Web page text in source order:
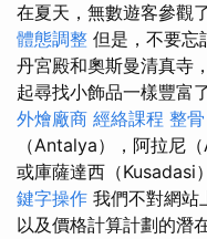
在夏天，無數遊客參觀
體態調整 但是，不要忘
丹宮殿和奧斯曼清真寺
起尋找小飾品一樣豐富
外燴廠商 經絡課程 整骨
（Antalya），阿拉尼
或庫薩達西（Kusadasi
鍵字操作 我們不對網站
以及價格計算計劃的潛